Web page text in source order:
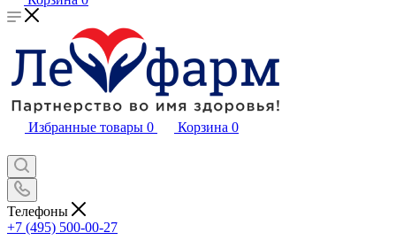
Избранные товары 0 Корзина 0
Телефоны
+7 (495) 500-00-27